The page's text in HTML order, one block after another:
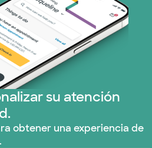
(17 planes)
(28 planes)
su atención
obtener una experiencia de